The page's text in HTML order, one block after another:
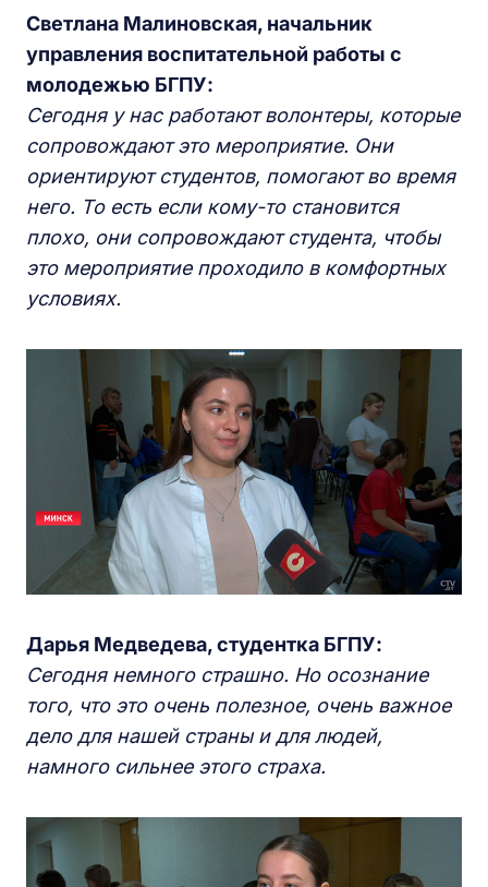
Светлана Малиновская, начальник
управления воспитательной работы с
молодежью БГПУ:
Сегодня у нас работают волонтеры, которые
сопровождают это мероприятие. Они
ориентируют студентов, помогают во время
него. То есть если кому-то становится
плохо, они сопровождают студента, чтобы
это мероприятие проходило в комфортных
условиях.
Дарья Медведева, студентка БГПУ:
Сегодня немного страшно. Но осознание
того, что это очень полезное, очень важное
дело для нашей страны и для людей,
намного сильнее этого страха.